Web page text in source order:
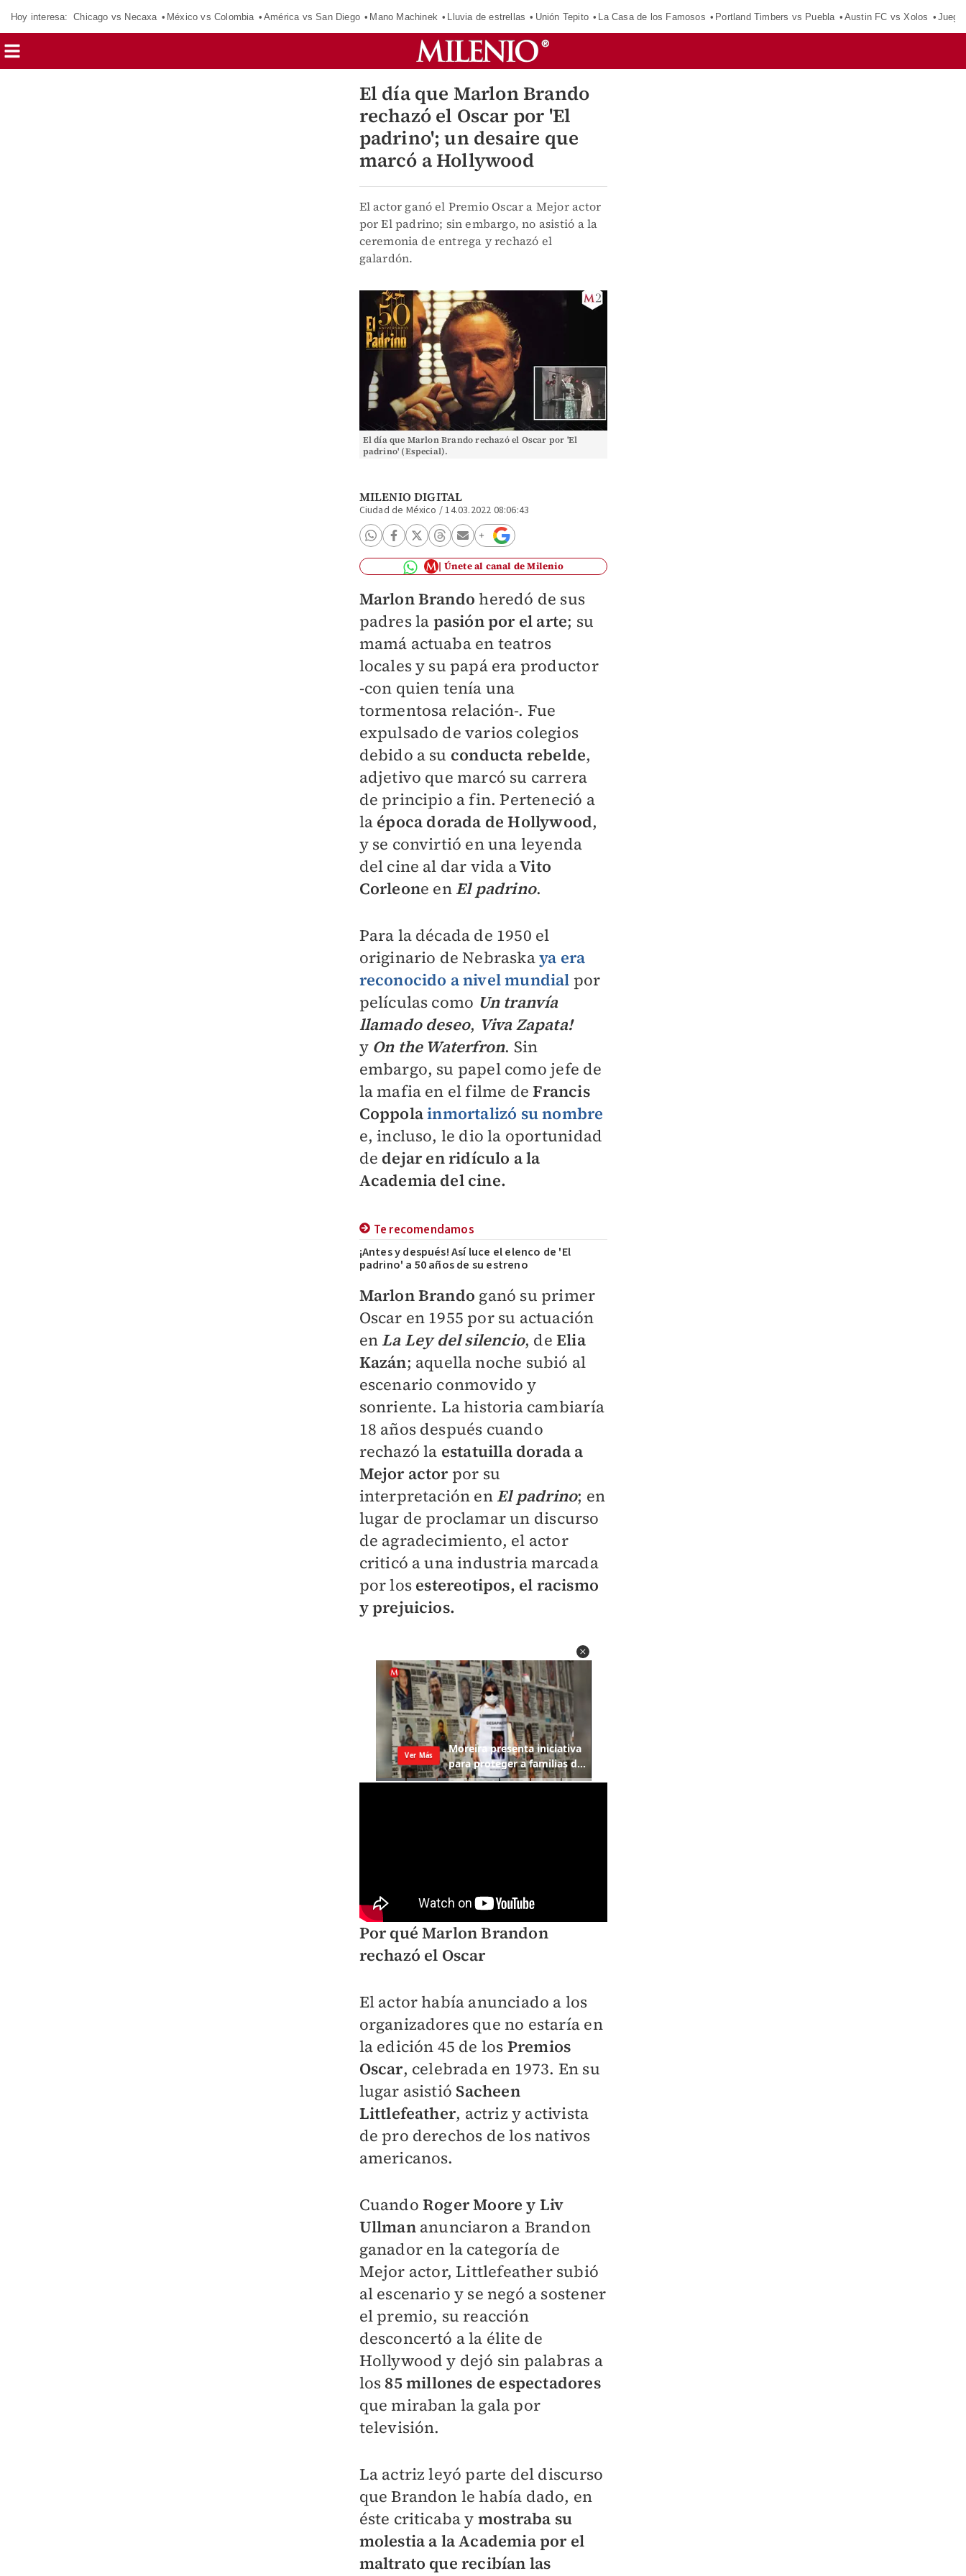
Hoy interesa: Chicago vs Necaxa México vs Colombia América vs San Diego Mano Machinek Lluvia de estrellas Unión Tepito La Casa de los Famosos Portland Timbers vs Puebla Austin FC vs Xolos
El día que Marlon Brando
rechazó el Oscar por 'El
padrino'; un desaire que
marcó a Hollywood
El actor ganó el Premio Oscar a Mejor actor
por El padrino; sin embargo, no asistió a la
ceremonia de entrega y rechazó el
galardón.
El día que Marlon Brando rechazó el Oscar por 'El
padrino' (Especial).
MILENIO DIGITAL
Ciudad de México /14.03.2022 08:06:43
Únete al canal de Milenio
Marlon Brandoheredó de sus
padres la pasión por el arte; su
mamá actuaba en teatros
locales y su papá era productor
-con quien tenía una
tormentosa relación-. Fue
expulsado de varios colegios
debido a su conducta rebelde,
adjetivo que marcó su carrera
de principio a fin. Perteneció a
laépoca dorada de Hollywood,
y se convirtió en una leyenda
del cine al dar vida aVito
Corleone en El padrino.
Para la década de 1950 el
originario de Nebraskaya era
reconocido a nivel mundial por
películas como Un tranvía
llamado deseo, Viva Zapata!
y On the Waterfron. Sin
embargo, su papel como jefe de
la mafia en el filme deFrancis
Coppolainmortalizó su nombre
e, incluso, le dio la oportunidad
de dejar enridículo a la
Academia del cine.
Te recomendamos
¡Antes y después! Así luce el elenco de 'El
padrino' a 50 años de su estreno
Marlon Brando ganó su primer
Oscar en 1955 por su actuación
en La Ley del silencio, de Elia
Kazán; aquella noche subió al
escenario conmovido y
sonriente. La historia cambiaría
18 años después cuando
rechazó la estatuilla dorada a
Mejor actorpor su
interpretación en El padrino; en
lugar de proclamar un discurso
de agradecimiento, el actor
criticó a una industria marcada
por losestereotipos, el racismo
y prejuicios.
Por qué Marlon Brandon
rechazó el Oscar
El actor había anunciado a los
organizadores que no estaría en
la edición 45 de los Premios
Oscar, celebrada en 1973. En su
lugar asistió Sacheen
Littlefeather, actriz y activista
de pro derechos de los nativos
americanos.
Cuando Roger Moore y Liv
Ullman anunciaron a Brandon
ganador en la categoría de
Mejor actor, Littlefeather subió
al escenario y se negó a sostener
el premio, su reacción
desconcertó a la élite de
Hollywood y dejó sin palabras a
los 85 millones de espectadores
que miraban la gala por
televisión.
La actriz leyó parte del discurso
que Brandon le había dado, en
éste criticaba y mostraba su
molestia a la Academia por el
maltrato que recibían las